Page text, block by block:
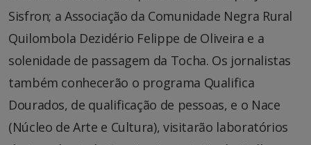
Sisfron; a Associação da Comunidade Negra Rural
Quilombola Dezidério Felippe de Oliveira e a
solenidade de passagem da Tocha. Os jornalistas
também conhecerão o programa Qualifica
Dourados, de qualificação de pessoas, e o Nace
(Núcleo de Arte e Cultura), visitarão laboratórios